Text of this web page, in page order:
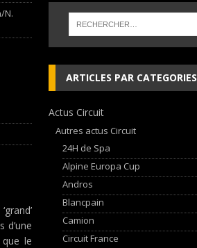
sign strategic partnership
N.
d’une
le
ARTICLES PAR CATEGORIES
Actus Circuit
Autres actus Circuit
24H de Spa
Alpine Europa Cup
Andros
Blancpain
Camion
Circuit France